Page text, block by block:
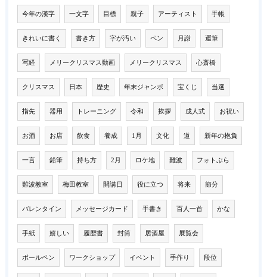
今年の漢字 一文字 目標 親子 アーティスト 手帳
きれいに書く 書き方 字が汚い ペン 月謝 運筆
写経 メリークリスマス動画 メリークリスマス 心斎橋
クリスマス 日本 歴史 年末ジャンボ 宝くじ 当選
指先 器用 トレーニング 令和 挨拶 成人式 お祝い
お酒 お店 飲食 養成 1月 文化 道 新年の抱負
一言 鉛筆 持ち方 2月 ロケ地 難波 フォトぶら
難波教室 梅田教室 開講日 役に立つ 将来 節分
バレンタイン メッセージカード 手書き 百人一首 かな
手紙 嬉しい 履歴書 封筒 居酒屋 展覧会
ボールペン ワークショップ イベント 手作り 段位